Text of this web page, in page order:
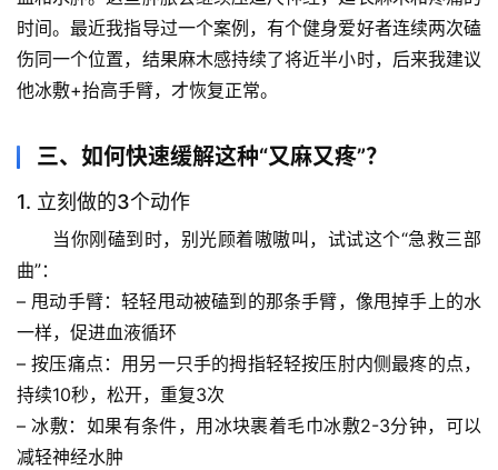
表
自
然
物
奥
秘
历
史
档
案
时间。最近我指导过一个案例，有个健身爱好者连续两次磕
伤同一个位置，结果麻木感持续了将近半小时，后来我建议
他冰敷+抬高手臂，才恢复正常。
三、如何快速缓解这种“又麻又疼”？
1. 立刻做的3个动作
当你刚磕到时，别光顾着嗷嗷叫，试试这个“急救三部
曲”：
– 甩动手臂：轻轻甩动被磕到的那条手臂，像甩掉手上的水
一样，促进血液循环
– 按压痛点 ：用另一只手的拇指轻轻按压肘内侧最疼的点，
持续10秒，松开，重复3次
– 冰敷：如果有条件，用冰块裹着毛巾冰敷2-3分钟，可以
减轻神经水肿